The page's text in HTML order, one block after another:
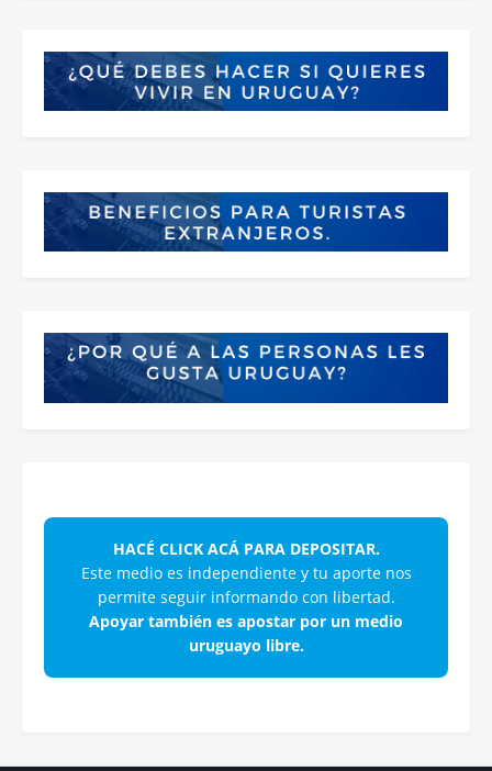
HACÉ CLICK ACÁ PARA DEPOSITAR.
Este medio es independiente y tu aporte nos
permite seguir informando con libertad.
Apoyar también es apostar por un medio
uruguayo libre.